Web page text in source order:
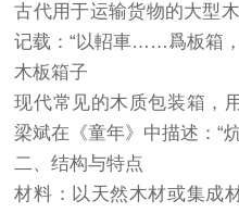
古代用于运输货物的大型
记载：“以軺車……爲板箱
木板箱子
现代常见的木质包装箱，
梁斌在《童年》中描述：“
二、结构与特点
材料：以天然木材或集成